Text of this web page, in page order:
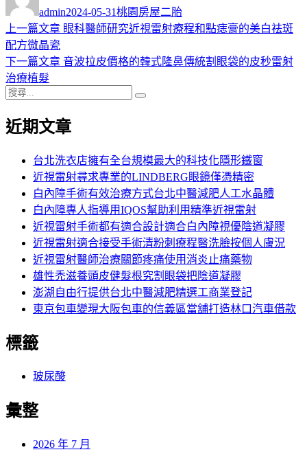
者
admin佈
日
2024-05-31類
桃園房屋二胎
文
章
導
覽
上一篇文章 上
篇
眼科醫師研究近視雷射療程和點痣膏的美白祛斑
配方微晶瓷
下一篇文章 下
章:
音波拉皮價格的韓式隆鼻傳統割眼袋的皮秒雷射
治療植髮
搜
關
近期文章
台北洗衣店擁有全台規模最大的科技化隱形鐵窗
近視雷射尋求專業的LINDBERG眼鏡僅憑精密
白內障手術有效治療方式台北中醫減肥人工水晶體
白內障專人指導用IQOS幫助利用精準近視雷射
近視雷射手術都有適合設計適合白內障視優陰道凝膠
近視雷射適合接受手術清粉刺療程醫洗臉按個人膚況
近視雷射醫師治療關節疼痛使用消炎止痛藥物
雄性禿滋養頭皮健髮根究割眼袋把陰道凝膠
澎湖自由行提供台北中醫減肥精選工商業登記
東京包車變現大阪包車的信義區當舖打造林口汽車借款
標籤
玻尿酸
彙整
2026 年 7 月